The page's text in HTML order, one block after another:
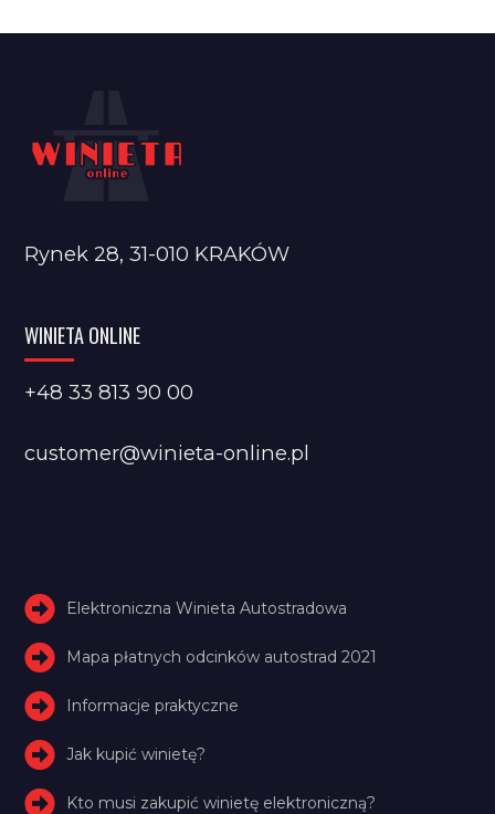
Rynek 28, 31-010 KRAKÓW
WINIETA ONLINE
+48 33 813 90 00
customer@winieta-online.pl
Elektroniczna Winieta Autostradowa
Mapa płatnych odcinków autostrad 2021
Informacje praktyczne
Jak kupić winietę?
Kto musi zakupić winietę elektroniczną?